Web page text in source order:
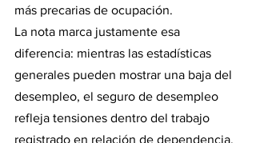
más precarias de ocupación.
La nota marca justamente esa
diferencia: mientras las estadísticas
generales pueden mostrar una baja del
desempleo, el seguro de desempleo
refleja tensiones dentro del trabajo
registrado en relación de dependencia.